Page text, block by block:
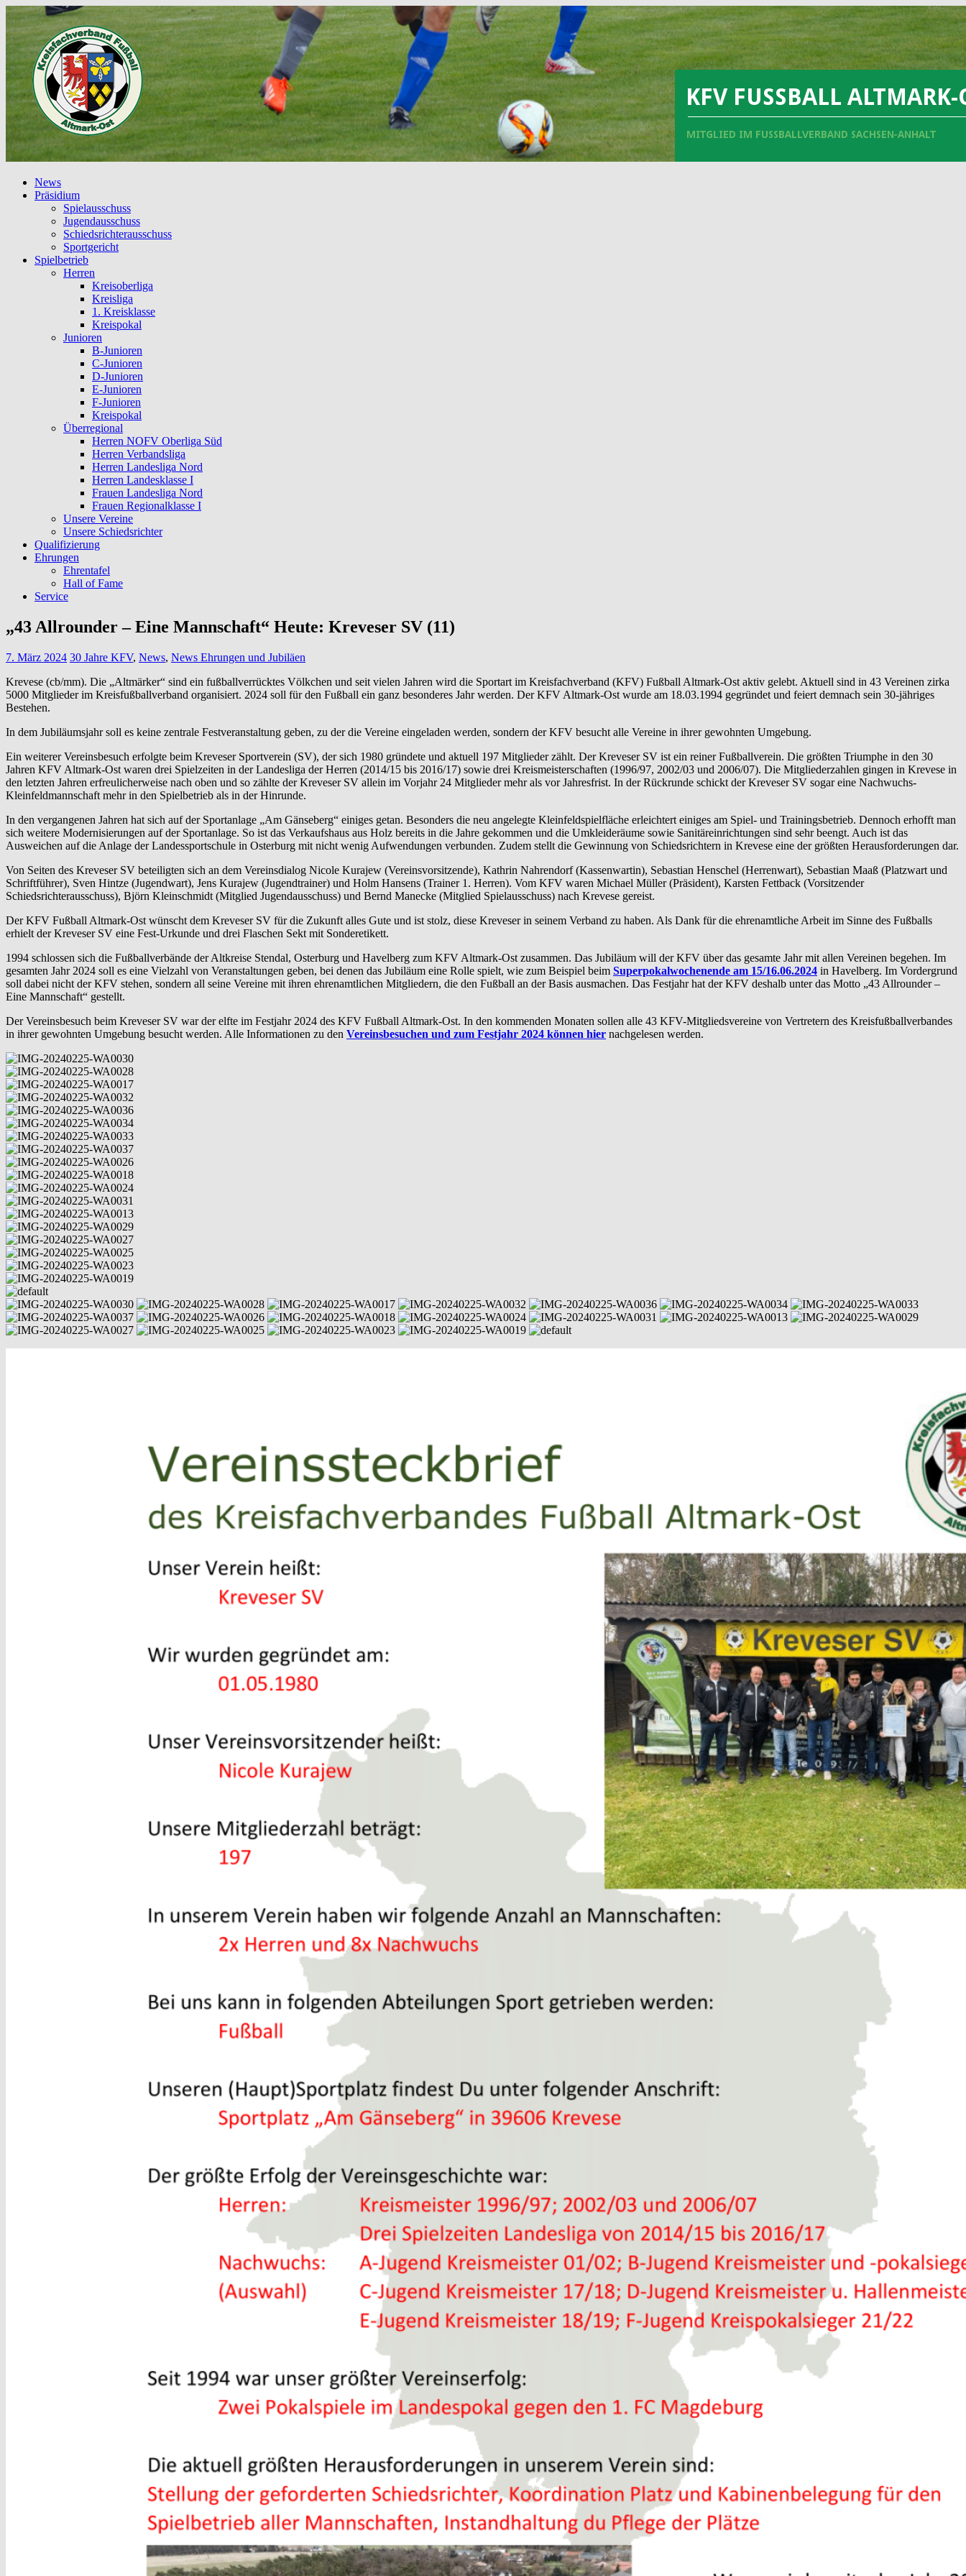
News
Präsidium
Spielausschuss
Jugendausschuss
Schiedsrichterausschuss
Sportgericht
Spielbetrieb
Herren
Kreisoberliga
Kreisliga
1. Kreisklasse
Kreispokal
Junioren
B-Junioren
C-Junioren
D-Junioren
E-Junioren
F-Junioren
Kreispokal
Überregional
Herren NOFV Oberliga Süd
Herren Verbandsliga
Herren Landesliga Nord
Herren Landesklasse I
Frauen Landesliga Nord
Frauen Regionalklasse I
Unsere Vereine
Unsere Schiedsrichter
Qualifizierung
Ehrungen
Ehrentafel
Hall of Fame
Service
„43 Allrounder – Eine Mannschaft“ Heute: Kreveser SV (11)
7. März 2024 30 Jahre KFV, News, News Ehrungen und Jubiläen
Krevese (cb/mm). Die „Altmärker“ sind ein fußballverrücktes Völkchen und seit vielen Jahren wird die Sportart im Kreisfachverband (KFV) Fußball Altmark-Ost aktiv gelebt. Aktuell sind in 43 Vereinen zirka
5000 Mitglieder im Kreisfußballverband organisiert. 2024 soll für den Fußball ein ganz besonderes Jahr werden. Der KFV Altmark-Ost wurde am 18.03.1994 gegründet und feiert demnach sein 30-jähriges
Bestehen.
In dem Jubiläumsjahr soll es keine zentrale Festveranstaltung geben, zu der die Vereine eingeladen werden, sondern der KFV besucht alle Vereine in ihrer gewohnten Umgebung.
Ein weiterer Vereinsbesuch erfolgte beim Kreveser Sportverein (SV), der sich 1980 gründete und aktuell 197 Mitglieder zählt. Der Kreveser SV ist ein reiner Fußballverein. Die größten Triumphe in den 30
Jahren KFV Altmark-Ost waren drei Spielzeiten in der Landesliga der Herren (2014/15 bis 2016/17) sowie drei Kreismeisterschaften (1996/97, 2002/03 und 2006/07). Die Mitgliederzahlen gingen in Krevese in
den letzten Jahren erfreulicherweise nach oben und so zählte der Kreveser SV allein im Vorjahr 24 Mitglieder mehr als vor Jahresfrist. In der Rückrunde schickt der Kreveser SV sogar eine Nachwuchs-
Kleinfeldmannschaft mehr in den Spielbetrieb als in der Hinrunde.
In den vergangenen Jahren hat sich auf der Sportanlage „Am Gänseberg“ einiges getan. Besonders die neu angelegte Kleinfeldspielfläche erleichtert einiges am Spiel- und Trainingsbetrieb. Dennoch erhofft man
sich weitere Modernisierungen auf der Sportanlage. So ist das Verkaufshaus aus Holz bereits in die Jahre gekommen und die Umkleideräume sowie Sanitäreinrichtungen sind sehr beengt. Auch ist das
Ausweichen auf die Anlage der Landessportschule in Osterburg mit nicht wenig Aufwendungen verbunden. Zudem stellt die Gewinnung von Schiedsrichtern in Krevese eine der größten Herausforderungen dar.
Von Seiten des Kreveser SV beteiligten sich an dem Vereinsdialog Nicole Kurajew (Vereinsvorsitzende), Kathrin Nahrendorf (Kassenwartin), Sebastian Henschel (Herrenwart), Sebastian Maaß (Platzwart und
Schriftführer), Sven Hintze (Jugendwart), Jens Kurajew (Jugendtrainer) und Holm Hansens (Trainer 1. Herren). Vom KFV waren Michael Müller (Präsident), Karsten Fettback (Vorsitzender
Schiedsrichterausschuss), Björn Kleinschmidt (Mitglied Jugendausschuss) und Bernd Manecke (Mitglied Spielausschuss) nach Krevese gereist.
Der KFV Fußball Altmark-Ost wünscht dem Kreveser SV für die Zukunft alles Gute und ist stolz, diese Kreveser in seinem Verband zu haben. Als Dank für die ehrenamtliche Arbeit im Sinne des Fußballs
erhielt der Kreveser SV eine Fest-Urkunde und drei Flaschen Sekt mit Sonderetikett.
1994 schlossen sich die Fußballverbände der Altkreise Stendal, Osterburg und Havelberg zum KFV Altmark-Ost zusammen. Das Jubiläum will der KFV über das gesamte Jahr mit allen Vereinen begehen. Im
gesamten Jahr 2024 soll es eine Vielzahl von Veranstaltungen geben, bei denen das Jubiläum eine Rolle spielt, wie zum Beispiel beim Superpokalwochenende am 15/16.06.2024 in Havelberg. Im Vordergrund
soll dabei nicht der KFV stehen, sondern all seine Vereine mit ihren ehrenamtlichen Mitgliedern, die den Fußball an der Basis ausmachen. Das Festjahr hat der KFV deshalb unter das Motto „43 Allrounder –
Eine Mannschaft“ gestellt.
Der Vereinsbesuch beim Kreveser SV war der elfte im Festjahr 2024 des KFV Fußball Altmark-Ost. In den kommenden Monaten sollen alle 43 KFV-Mitgliedsvereine von Vertretern des Kreisfußballverbandes
in ihrer gewohnten Umgebung besucht werden. Alle Informationen zu den Vereinsbesuchen und zum Festjahr 2024 können hier nachgelesen werden.